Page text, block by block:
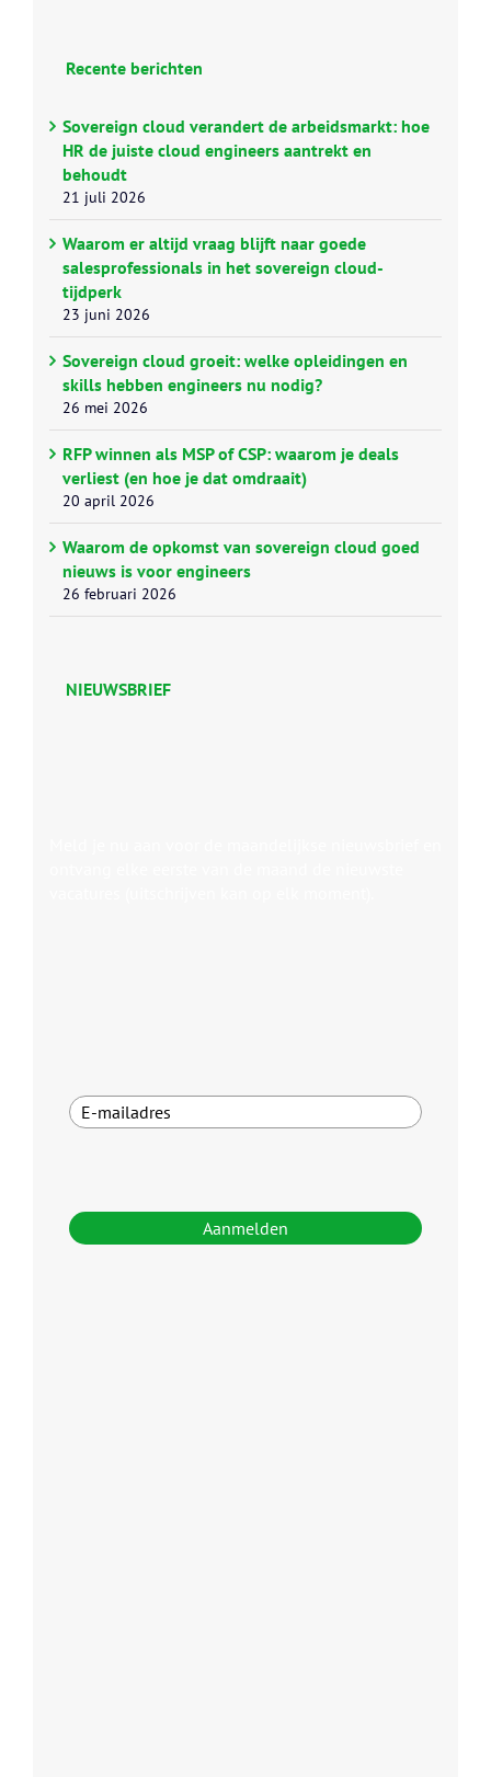
Recente berichten
Sovereign cloud verandert de arbeidsmarkt: hoe
HR de juiste cloud engineers aantrekt en
behoudt
21 juli 2026
Waarom er altijd vraag blijft naar goede
salesprofessionals in het sovereign cloud-
tijdperk
23 juni 2026
Sovereign cloud groeit: welke opleidingen en
skills hebben engineers nu nodig?
26 mei 2026
RFP winnen als MSP of CSP: waarom je deals
verliest (en hoe je dat omdraait)
20 april 2026
Waarom de opkomst van sovereign cloud goed
nieuws is voor engineers
26 februari 2026
NIEUWSBRIEF